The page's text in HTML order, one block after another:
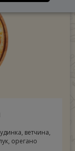
ветчина,
орегано